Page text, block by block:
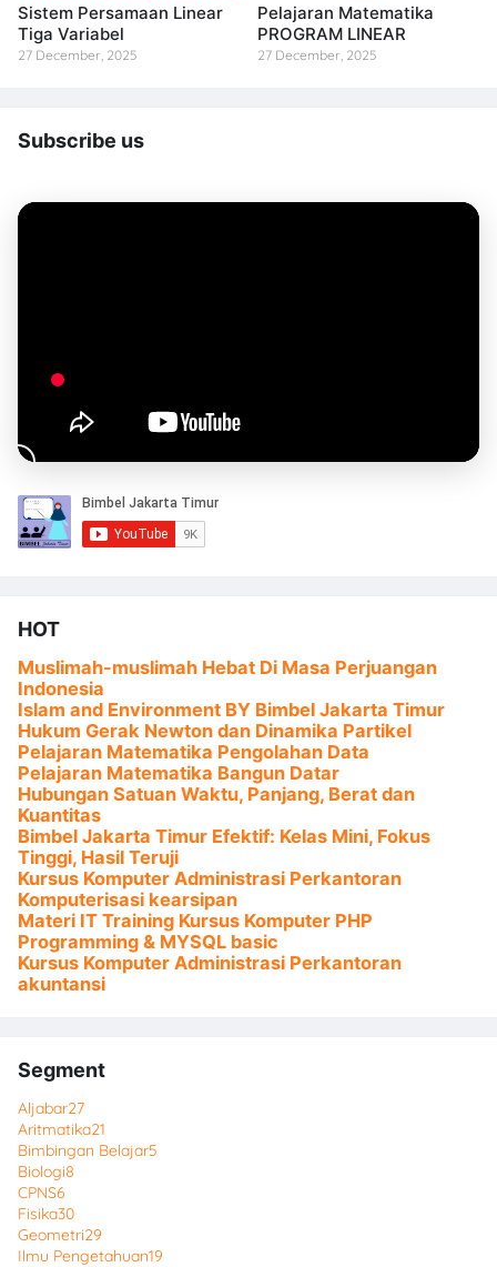
Sistem Persamaan Linear
Tiga Variabel
27 December, 2025
Pelajaran Matematika
PROGRAM LINEAR
27 December, 2025
Subscribe us
HOT
Muslimah-muslimah Hebat Di Masa Perjuangan
Indonesia
Islam and Environment BY Bimbel Jakarta Timur
Hukum Gerak Newton dan Dinamika Partikel
Pelajaran Matematika Pengolahan Data
Pelajaran Matematika Bangun Datar
Hubungan Satuan Waktu, Panjang, Berat dan
Kuantitas
Bimbel Jakarta Timur Efektif: Kelas Mini, Fokus
Tinggi, Hasil Teruji
Kursus Komputer Administrasi Perkantoran
Komputerisasi kearsipan
Materi IT Training Kursus Komputer PHP
Programming & MYSQL basic
Kursus Komputer Administrasi Perkantoran
akuntansi
Segment
Aljabar27
Aritmatika21
Bimbingan Belajar5
Biologi8
CPNS6
Fisika30
Geometri29
Ilmu Pengetahuan19